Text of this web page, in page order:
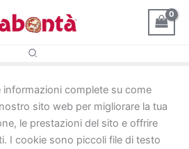
informazioni complete su come
sito web per migliorare la tua
le prestazioni del sito e offrire
I cookie sono piccoli file di testo